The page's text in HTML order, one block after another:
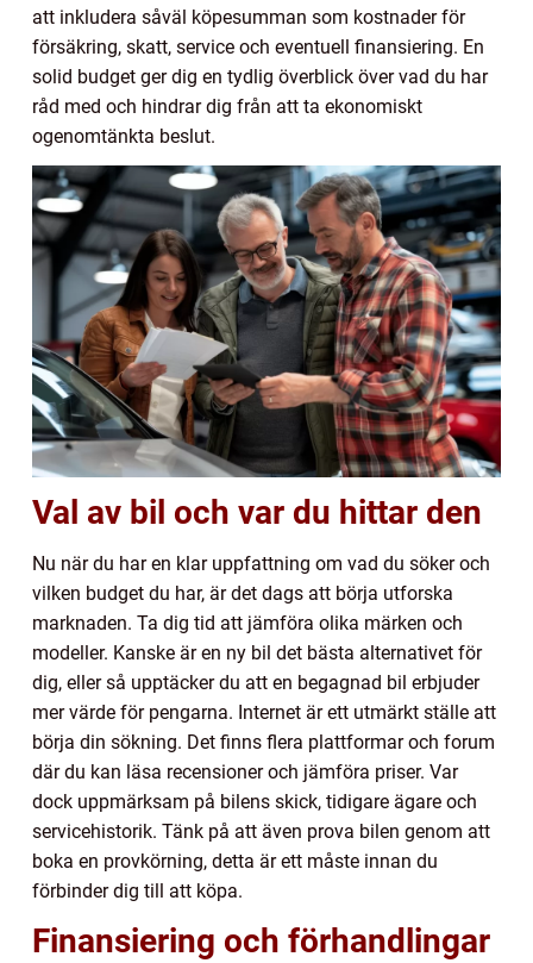
att inkludera såväl köpesumman som kostnader för
försäkring, skatt, service och eventuell finansiering. En
solid budget ger dig en tydlig överblick över vad du har
råd med och hindrar dig från att ta ekonomiskt
ogenomtänkta beslut.
Val av bil och var du hittar den
Nu när du har en klar uppfattning om vad du söker och
vilken budget du har, är det dags att börja utforska
marknaden. Ta dig tid att jämföra olika märken och
modeller. Kanske är en ny bil det bästa alternativet för
dig, eller så upptäcker du att en begagnad bil erbjuder
mer värde för pengarna. Internet är ett utmärkt ställe att
börja din sökning. Det finns flera plattformar och forum
där du kan läsa recensioner och jämföra priser. Var
dock uppmärksam på bilens skick, tidigare ägare och
servicehistorik. Tänk på att även prova bilen genom att
boka en provkörning, detta är ett måste innan du
förbinder dig till att köpa.
Finansiering och förhandlingar